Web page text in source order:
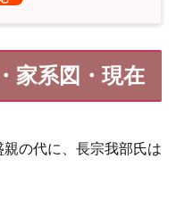
家系図・現在
の代に、長宗我部氏は